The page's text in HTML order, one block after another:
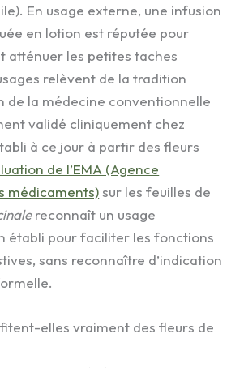
En usage externe, une infusion
en lotion est réputée pour
atténuer les petites taches
relèvent de la tradition
de la médecine conventionnelle
validé cliniquement chez
à ce jour à partir des fleurs
de l’EMA (Agence
médicaments)sur les feuilles de
reconnaît un usage
établi pour faciliter les fonctions
sans reconnaître d’indication
elles vraiment des fleurs de